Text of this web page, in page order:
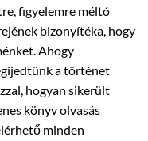
figyelemre méltó
bizonyítéka, hogy
Ahogy
a történet
hogyan sikerült
könyv olvasás
minden